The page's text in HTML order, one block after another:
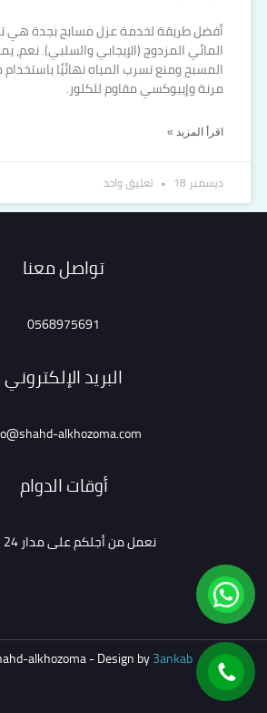
أفضل طريقة لخدمة عزل مسابح بجدة هي
المائي المزدوج (الإيجابي والسلبي).
المسبح ومنع تسرب المياه نهائيًا
مرنة وإيبوكسي مقاوم للكلور.
اقرأ المزيد »
ديسمبر 18 تعليق واحد
تواصل معنا
0568975691
البريد الإلكتروني
alkhozoma.com
أوقات الدوام
نعمل من أجلكم على مدار 24 ساعة
alkhozoma - Design by3ankab